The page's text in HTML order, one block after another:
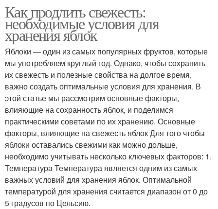
Как продлить свежесть:
необходимые условия для
хранения яблок
Яблоки — один из самых популярных фруктов, которые
мы употребляем круглый год. Однако, чтобы сохранить
их свежесть и полезные свойства на долгое время,
важно создать оптимальные условия для хранения. В
этой статье мы рассмотрим основные факторы,
влияющие на сохранность яблок, и поделимся
практическими советами по их хранению. Основные
факторы, влияющие на свежесть яблок Для того чтобы
яблоки оставались свежими как можно дольше,
необходимо учитывать несколько ключевых факторов: 1.
Температура Температура является одним из самых
важных условий для хранения яблок. Оптимальной
температурой для хранения считается диапазон от 0 до
5 градусов по Цельсию.